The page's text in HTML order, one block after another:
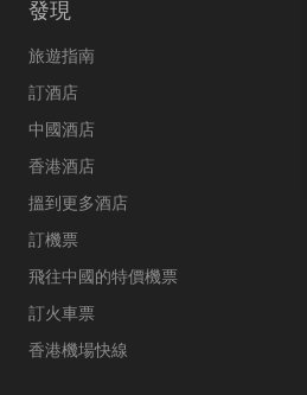
發現
旅遊指南
訂酒店
中國酒店
香港酒店
搵到更多酒店
訂機票
飛往中國的特價機票
訂火車票
香港機場快線